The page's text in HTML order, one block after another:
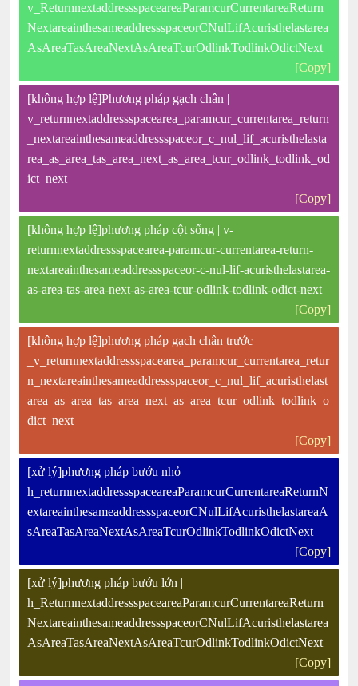
v_ReturnnextaddressspaceareaParamcurCurrentareaReturn
NextareainthesameaddressspaceorCNulLifAcuristhelastarea
AsAreaTasAreaNextAsAreaTcurOdlinkTodlinkOdictNext
[Copy]
[không hợp lệ]Phương pháp gạch chân |
v_returnnextaddressspacearea_paramcur_currentarea_return
_nextareainthesameaddressspaceor_c_nul_lif_acuristhelasta
rea_as_area_tas_area_next_as_area_tcur_odlink_todlink_od
ict_next
[Copy]
[không hợp lệ]phương pháp cột sống | v-
returnnextaddressspacearea-paramcur-currentarea-return-
nextareainthesameaddressspaceor-c-nul-lif-acuristhelastarea-
as-area-tas-area-next-as-area-tcur-odlink-todlink-odict-next
[Copy]
[không hợp lệ]phương pháp gạch chân trước |
_v_returnnextaddressspacearea_paramcur_currentarea_retur
n_nextareainthesameaddressspaceor_c_nul_lif_acuristhelast
area_as_area_tas_area_next_as_area_tcur_odlink_todlink_o
dict_next_
[Copy]
[xử lý]phương pháp bướu nhỏ |
h_returnnextaddressspaceareaParamcurCurrentareaReturnN
extareainthesameaddressspaceorCNulLifAcuristhelastareaA
sAreaTasAreaNextAsAreaTcurOdlinkTodlinkOdictNext
[Copy]
[xử lý]phương pháp bướu lớn |
h_ReturnnextaddressspaceareaParamcurCurrentareaReturn
NextareainthesameaddressspaceorCNulLifAcuristhelastarea
AsAreaTasAreaNextAsAreaTcurOdlinkTodlinkOdictNext
[Copy]